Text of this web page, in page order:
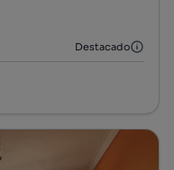
Destacado